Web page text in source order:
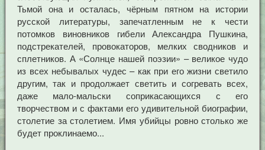
Тьмой она и осталась, чёрным пятном на истории
русской литературы, запечатленным не к чести
потомков виновников гибели Александра Пушкина,
подстрекателей, провокаторов, мелких сводников и
сплетников. А «Солнце нашей поэзии» – великое чудо
из всех небывалых чудес – как при его жизни светило
другим, так и продолжает светить и согревать всех,
даже мало-мальски соприкасающихся с его
творчеством и с фактами его удивительной биографии,
столетие за столетием. Имя убийцы ровно столько же
будет проклинаемо...